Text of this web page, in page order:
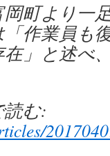
町より一
作業員も
在」と述べ
む: